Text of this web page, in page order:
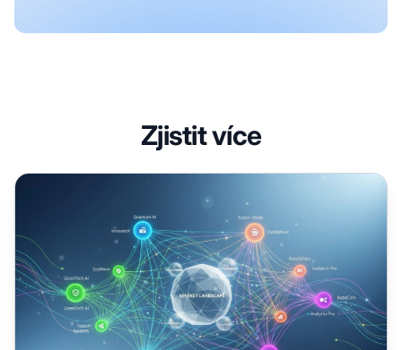
Zjistit více
Konkurenční audit viditelnosti v AI: Analýza vaší tržní